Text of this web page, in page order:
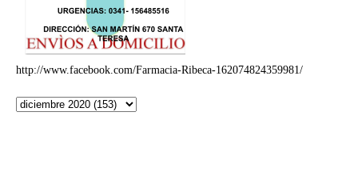
http://www.facebook.com/Farmacia-Ribeca-162074824359981/